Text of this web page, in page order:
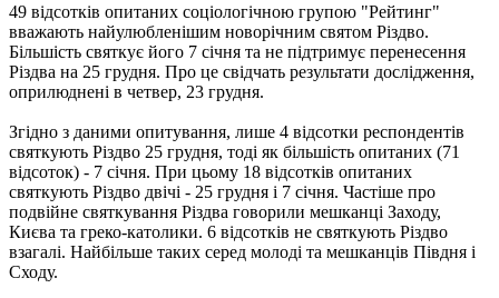
49 відсотків опитаних соціологічною групою "Рейтинг"
вважають найулюбленішим новорічним святом Різдво.
Більшість святкує його 7 січня та не підтримує перенесення
Різдва на 25 грудня. Про це свідчать результати дослідження,
оприлюднені в четвер, 23 грудня.
Згідно з даними опитування, лише 4 відсотки респондентів
святкують Різдво 25 грудня, тоді як більшість опитаних (71
відсоток) - 7 січня. При цьому 18 відсотків опитаних
святкують Різдво двічі - 25 грудня і 7 січня. Частіше про
подвійне святкування Різдва говорили мешканці Заходу,
Києва та греко-католики. 6 відсотків не святкують Різдво
взагалі. Найбільше таких серед молоді та мешканців Півдня і
Сходу.